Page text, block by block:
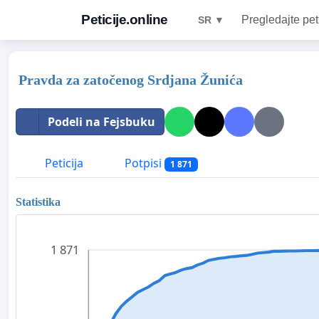
Peticije.online SR ▼ Pregledajte
Pravda za zatočenog Srdjana Žunića
Podeli na Fejsbuku
Peticija Potpisi 1 871
Statistika
1 871